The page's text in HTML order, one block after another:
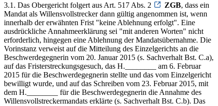
3.1. Das Obergericht folgert aus Art. 517 Abs. 2 ZGB, dass ein
Mandat als Willensvollstrecker dann gültig angenommen ist, wenn
innerhalb der erwähnten Frist "keine Ablehnung erfolgt". Eine
ausdrückliche Annahmeerklärung sei "mit anderen Worten" nicht
erforderlich, hingegen eine Ablehnung der Mandatsübernahme. Die
Vorinstanz verweist auf die Mitteilung des Einzelgerichts an die
Beschwerdegegnerin vom 20. Januar 2015 (s. Sachverhalt Bst. C.a),
auf das Fristerstreckungsgesuch, das H.________ am 6. Februar
2015 für die Beschwerdegegnerin stellte und das vom Einzelgericht
bewilligt wurde, und auf das Schreiben vom 23. Februar 2015, mit
dem H.________ für die Beschwerdegegnerin die Annahme des
Willensvollstreckermandats erklärte (s. Sachverhalt Bst. C.b). Das